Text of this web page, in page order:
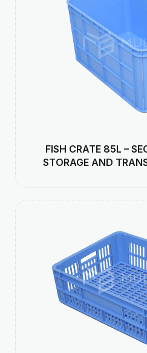
FISH CRATE 85L –
STORAGE AND